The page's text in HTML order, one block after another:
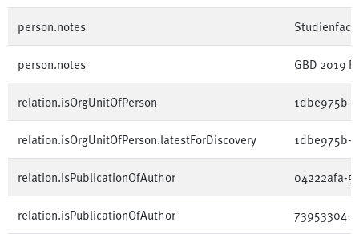
person.notes
person.notes GBD 2019
relation.isOrgUnitOfPerson 1dbe975b-
relation.isOrgUnitOfPerson.latestForDiscovery 1dbe975b-
relation.isPublicationOfAuthor 04222afa-
relation.isPublicationOfAuthor 73953304-